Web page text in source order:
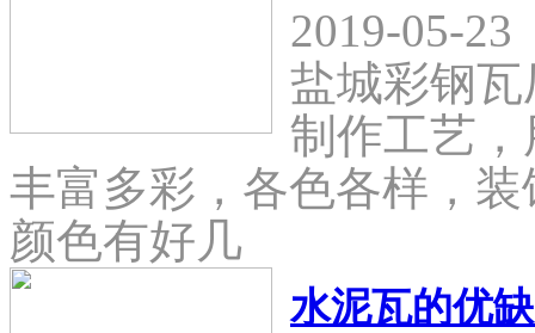
2019-05-23
盐城彩钢
制作工艺
丰富多彩，各色各样，
颜色有好几
水泥瓦的优